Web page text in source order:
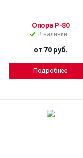
Опора Р-80
В наличии
от 70 руб.
Подробнее